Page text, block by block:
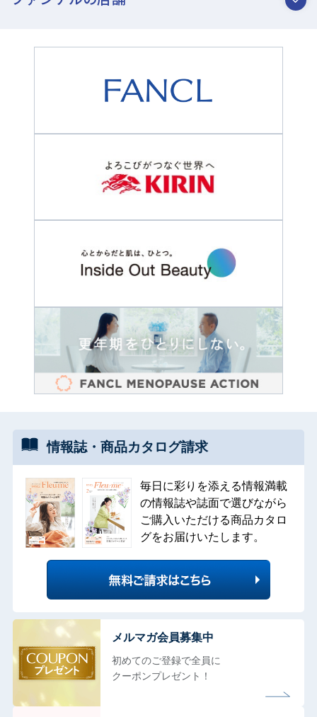
情報誌・ 商品カタログ請求
毎日に彩りを添える情報満載
の情報誌や誌面で選びながら
ご購入いただける商品カタロ
グをお届けいたします。
メルマガ会員募集中
初めてのご登録で全員に
クーポンプレゼント！